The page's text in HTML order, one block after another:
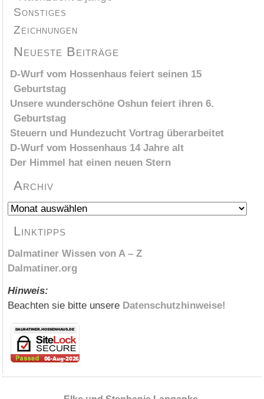
Sonstiges
Zeichnungen
Neueste Beiträge
D-Wurf vom Hossenhaus feiert seinen 15
Geburtstag
Unsere wunderschöne Oshun feiert ihren 6.
Geburtstag
Steuern und Hundezucht Vortrag überarbeitet
D-Wurf vom Hossenhaus 14 Jahre alt
Der Himmel hat einen neuen Stern
Archiv
Archiv
Linktipps
Dalmatiner Wissen von A – Z
Dalmatiner.org
Hinweis:
Beachten sie bitte unsere Datenschutzhinweise!